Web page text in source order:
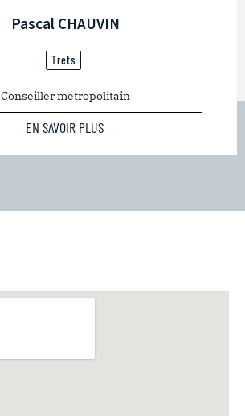
Pascal CHAUVIN
Trets
Conseiller métropolitain
EN SAVOIR PLUS